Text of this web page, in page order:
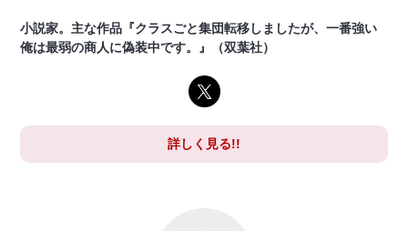
小説家。主な作品『クラスごと集団転移しましたが、一番強い
俺は最弱の商人に偽装中です。』（双葉社）
詳しく見る!!